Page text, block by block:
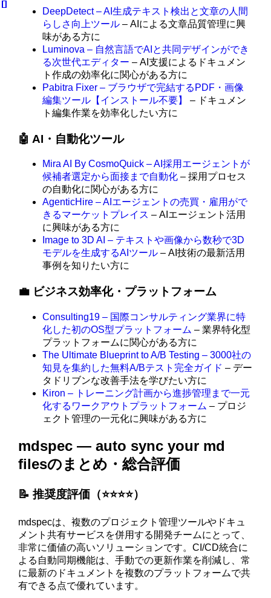
DeepDetect – AI生成テキスト検出と文章の人間
らしさ向上ツール – AIによる文章品質管理に興
味がある方に
Luminova – 自然言語でAIと共同デザインができ
る次世代エディター – AI支援によるドキュメン
ト作成の効率化に関心がある方に
Pabitra Fixer – ブラウザで完結するPDF・画像
編集ツール【インストール不要】
– ドキュメン
ト編集作業を効率化したい方に
🤖 AI・自動化ツール
Mira AI By CosmoQuick – AI採用エージェントが
候補者選定から面接まで自動化 – 採用プロセス
の自動化に関心がある方に
AgenticHire – AIエージェントの売買・雇用がで
きるマーケットプレイス – AIエージェント活用
に興味がある方に
Image to 3D AI – テキストや画像から数秒で3D
モデルを生成するAIツール – AI技術の最新活用
事例を知りたい方に
💼 ビジネス効率化・プラットフォーム
Consulting19 – 国際コンサルティング業界に特
化した初のOS型プラットフォーム – 業界特化型
プラットフォームに関心がある方に
The Ultimate Blueprint to A/B Testing – 3000社の
知見を集約した無料A/Bテスト完全ガイド – デー
タドリブンな改善手法を学びたい方に
Kiron – トレーニング計画から進捗管理まで一元
化するワークアウトプラットフォーム – プロジ
ェクト管理の一元化に興味がある方に
mdspec — auto sync your md
filesのまとめ・総合評価
📝 推奨度評価（⭐️⭐️⭐️⭐️）
mdspecは、複数のプロジェクト管理ツールやドキュ
メント共有サービスを併用する開発チームにとって、
非常に価値の高いソリューションです。CI/CD統合に
よる自動同期機能は、手動での更新作業を削減し、常
に最新のドキュメントを複数のプラットフォームで共
有できる点で優れています。